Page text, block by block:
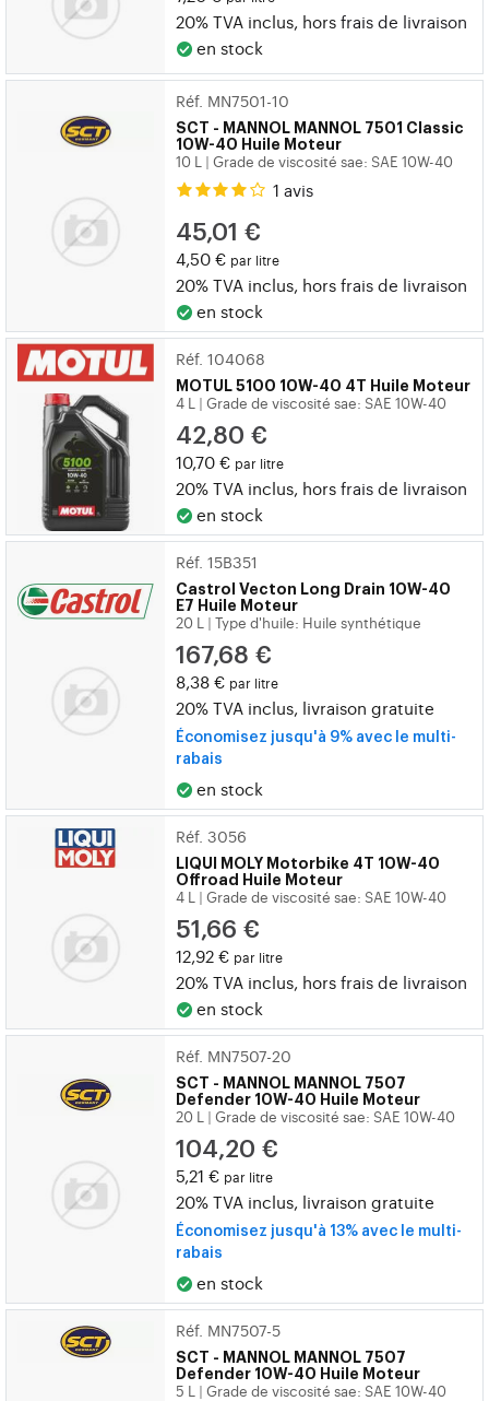
20% TVA inclus, horsfrais de livraison
en stock
Réf. MN7501-10
SCT - MANNOL MANNOL 7501 Classic
10W-40 Huile Moteur
10 L Grade de viscosité sae: SAE 10W-40
1 avis
45,01 €
4,50 € par litre
20% TVA inclus, horsfrais de livraison
en stock
Réf. 104068
MOTUL5100 10W-40 4T Huile Moteur
4 L Grade de viscosité sae: SAE 10W-40
42,80 €
10,70 € par litre
20% TVA inclus, horsfrais de livraison
en stock
Réf. 15B351
CastrolVecton Long Drain 10W-40
E7 Huile Moteur
20 L Type d'huile: Huile synthétique
167,68 €
8,38 € par litre
20% TVA inclus, livraison gratuite
Économisez jusqu'à 9% avec le multi-
rabais
en stock
Réf. 3056
LIQUI MOLY Motorbike 4T 10W-40
Offroad Huile Moteur
4 L Grade de viscosité sae: SAE 10W-40
51,66 €
12,92 € par litre
20% TVA inclus, horsfrais de livraison
en stock
Réf. MN7507-20
SCT - MANNOL MANNOL 7507
Defender 10W-40 Huile Moteur
20 L Grade de viscosité sae: SAE 10W-40
104,20 €
5,21 € par litre
20% TVA inclus, livraison gratuite
Économisez jusqu'à 13% avec le multi-
rabais
en stock
Réf. MN7507-5
SCT - MANNOL MANNOL 7507
Defender 10W-40 Huile Moteur
5 L Grade de viscosité sae: SAE 10W-40